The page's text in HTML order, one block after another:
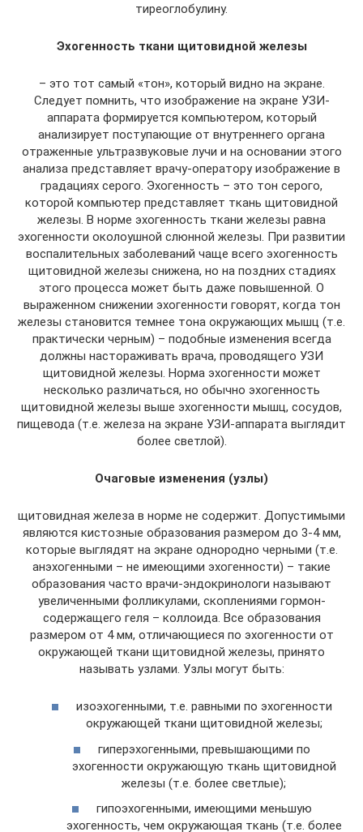
тиреоглобулину.
Эхогенность ткани щитовидной железы
– это тот самый «тон», который видно на экране.
Следует помнить, что изображение на экране УЗИ-
аппарата формируется компьютером, который
анализирует поступающие от внутреннего органа
отраженные ультразвуковые лучи и на основании этого
анализа представляет врачу-оператору изображение в
градациях серого. Эхогенность – это тон серого,
которой компьютер представляет ткань щитовидной
железы. В норме эхогенность ткани железы равна
эхогенности околоушной слюнной железы. При развитии
воспалительных заболеваний чаще всего эхогенность
щитовидной железы снижена, но на поздних стадиях
этого процесса может быть даже повышенной. О
выраженном снижении эхогенности говорят, когда тон
железы становится темнее тона окружающих мышц (т.е.
практически черным) – подобные изменения всегда
должны настораживать врача, проводящего УЗИ
щитовидной железы. Норма эхогенности может
несколько различаться, но обычно эхогенность
щитовидной железы выше эхогенности мышц, сосудов,
пищевода (т.е. железа на экране УЗИ-аппарата выглядит
более светлой).
Очаговые изменения (узлы)
щитовидная железа в норме не содержит. Допустимыми
являются кистозные образования размером до 3-4 мм,
которые выглядят на экране однородно черными (т.е.
анэхогенными – не имеющими эхогенности) – такие
образования часто врачи-эндокринологи называют
увеличенными фолликулами, скоплениями гормон-
содержащего геля – коллоида. Все образования
размером от 4 мм, отличающиеся по эхогенности от
окружающей ткани щитовидной железы, принято
называть узлами. Узлы могут быть:
изоэхогенными, т.е. равными по эхогенности
окружающей ткани щитовидной железы;
гиперэхогенными, превышающими по
эхогенности окружающую ткань щитовидной
железы (т.е. более светлые);
гипоэхогенными, имеющими меньшую
эхогенность, чем окружающая ткань (т.е. более